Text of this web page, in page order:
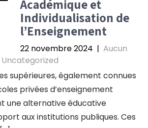
Académique et
Individualisation de
l’Enseignement
22 novembre 2024 | Aucun
Uncategorized
supérieures, également connues
privées d’enseignement
une alternative éducative
aux institutions publiques. Ces